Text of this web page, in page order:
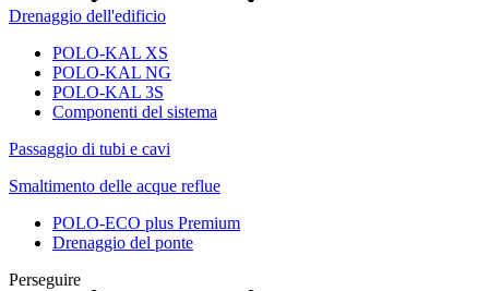
Drenaggio dell'edificio
POLO-KAL XS
POLO-KAL NG
POLO-KAL 3S
Componenti del sistema
Passaggio di tubi e cavi
Smaltimento delle acque reflue
POLO-ECO plus Premium
Drenaggio del ponte
Perseguire